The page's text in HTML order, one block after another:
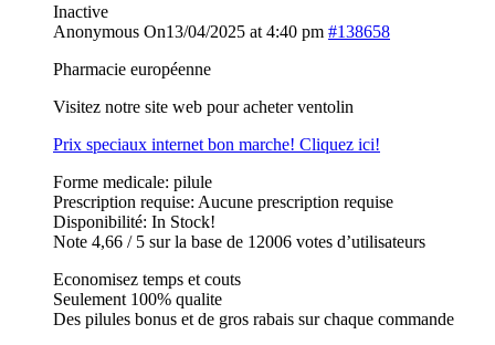
Inactive
Anonymous On13/04/2025 at 4:40 pm #138658
Pharmacie européenne
Visitez notre site web pour acheter ventolin
Prix speciaux internet bon marche! Cliquez ici!
Forme medicale: pilule
Prescription requise: Aucune prescription requise
Disponibilité: In Stock!
Note 4,66 / 5 sur la base de 12006 votes d’utilisateurs
Economisez temps et couts
Seulement 100% qualite
Des pilules bonus et de gros rabais sur chaque commande